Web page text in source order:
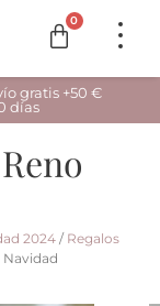
0
gratis +50 €
días
2024/ Regalos
Navidad